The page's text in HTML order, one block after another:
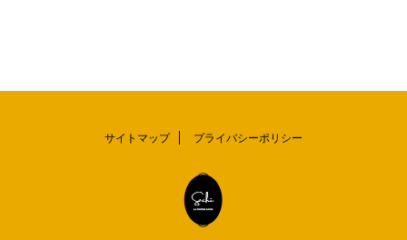
サイトマップ プライバシーポリシー